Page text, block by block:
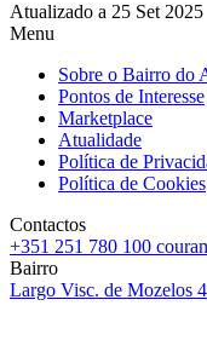
Atualizado a 25 Set 2025
Menu
Sobre o Bairro do
Pontos de Interesse
Marketplace
Atualidade
Política de
Política de Cookies
Contactos
+351 251 780 100
Bairro
Largo Visc. de Mozelos